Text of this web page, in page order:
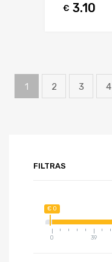
€ 3.10
1 2 3 4
FILTRAS
€ 0
0 39